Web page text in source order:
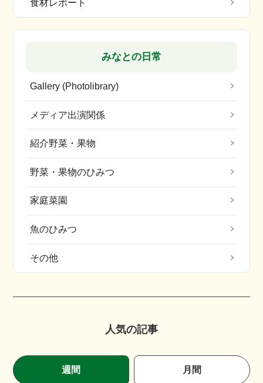
食材レポート
みなとの日常
Gallery (Photolibrary)
メディア出演関係
紹介野菜・果物
野菜・果物のひみつ
家庭菜園
魚のひみつ
その他
人気の記事
週間 月間